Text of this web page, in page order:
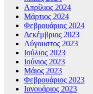
Απρίλιος 2024
Μάρτιος 2024
Φεβρουάριος 2024
Δεκέμβριος 2023
Αύγουστος 2023
Ιούλιος 2023
Ιούνιος 2023
Μάιος 2023
Φεβρουάριος 2023
Ιανουάριος 2023